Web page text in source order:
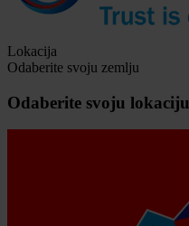
Lokacija
Odaberite svoju zemlju
Odaberite svoju lokaciju